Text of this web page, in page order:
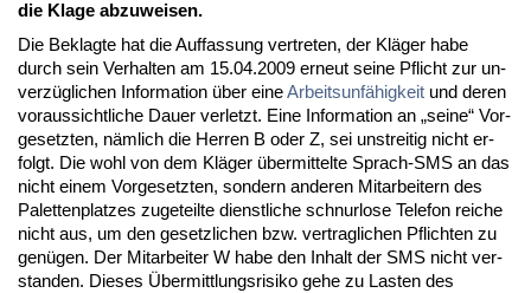
die Kla­ge ab­zu­wei­sen.
Die Be­klag­te hat die Auf­fas­sung ver­tre­ten, der Kläger ha­be
durch sein Ver­hal­ten am 15.04.2009 er­neut sei­ne Pflicht zur un­
verzügli­chen In­for­ma­ti­on über ei­neAr­beits­unfähig­keit und de­ren
vor­aus­sicht­li­che Dau­er ver­letzt. Ei­ne In­for­ma­ti­on an „sei­ne“ Vor­
ge­setz­ten, nämlich die Her­ren B oder Z, sei un­strei­tig nicht er­
folgt. Die wohl von dem Kläger über­mit­tel­te Sprach-SMS an das
nicht ei­nem Vor­ge­setz­ten, son­dern an­de­ren Mit­ar­bei­tern des
Pa­let­ten­plat­zes zu­ge­teil­te dienst­li­che schnur­lo­se Te­le­fon rei­che
nicht aus, um den ge­setz­li­chen bzw. ver­trag­li­chen Pflich­ten zu
genügen. Der Mit­ar­bei­ter W ha­be den In­halt der SMS nicht ver­
stan­den. Die­ses Über­mitt­lungs­ri­si­ko ge­he zu Las­ten des